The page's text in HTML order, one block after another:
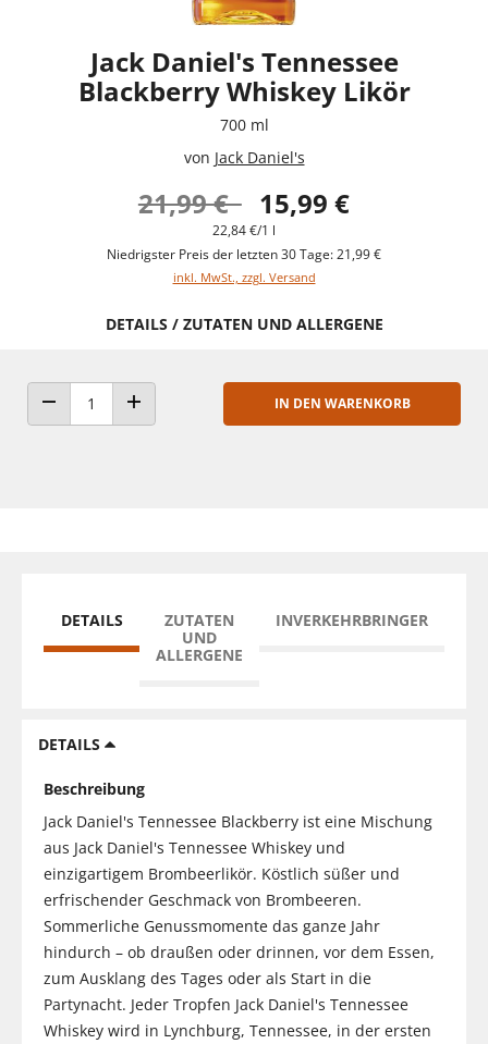
Jack Daniel's Tennessee
Blackberry Whiskey Likör
700 ml
von Jack Daniel's
21,99 € 15,99 €
22,84 €/1 l
Niedrigster Preis der letzten 30 Tage: 21,99 €
inkl. MwSt., zzgl. Versand
DETAILS / ZUTATEN UND ALLERGENE
ANZAHL VERRINGERNANZAHL ERHÖHEN
IN DEN WARENKORB
DETAILS
ZUTATEN
UND
ALLERGENE
INVERKEHRBRINGER
DETAILS
Beschreibung
Jack Daniel's Tennessee Blackberry ist eine Mischung
aus Jack Daniel's Tennessee Whiskey und
einzigartigem Brombeerlikör. Köstlich süßer und
erfrischender Geschmack von Brombeeren.
Sommerliche Genussmomente das ganze Jahr
hindurch – ob draußen oder drinnen, vor dem Essen,
zum Ausklang des Tages oder als Start in die
Partynacht. Jeder Tropfen Jack Daniel's Tennessee
Whiskey wird in Lynchburg, Tennessee, in der ersten